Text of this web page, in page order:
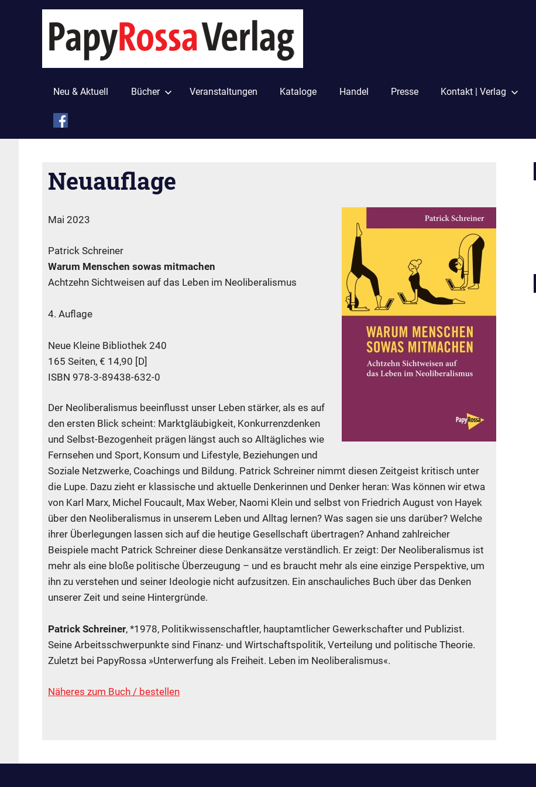
Neu & Aktuell Bücher Veranstaltungen Kataloge Handel Presse Kontakt | Verlag
Neuauflage
Mai 2023
Patrick Schreiner
Warum Menschen sowas mitmachen
Achtzehn Sichtweisen auf das Leben im Neoliberalismus
4. Auflage
Neue Kleine Bibliothek 240
165 Seiten, € 14,90 [D]
ISBN 978-3-89438-632-0
Der Neoliberalismus beeinflusst unser Leben stärker, als es auf
den ersten Blick scheint: Marktgläubigkeit, Konkurrenzdenken
und Selbst-Bezogenheit prägen längst auch so Alltägliches wie
Fernsehen und Sport, Konsum und Lifestyle, Beziehungen und
Soziale Netzwerke, Coachings und Bildung. Patrick Schreiner nimmt diesen Zeitgeist kritisch unter
die Lupe. Dazu zieht er klassische und aktuelle Denkerinnen und Denker heran: Was können wir etwa
von Karl Marx, Michel Foucault, Max Weber, Naomi Klein und selbst von Friedrich August von Hayek
über den Neoliberalismus in unserem Leben und Alltag lernen? Was sagen sie uns darüber? Welche
ihrer Überlegungen lassen sich auf die heutige Gesellschaft übertragen? Anhand zahlreicher
Beispiele macht Patrick Schreiner diese Denkansätze verständlich. Er zeigt: Der Neoliberalismus ist
mehr als eine bloße politische Überzeugung – und es braucht mehr als eine einzige Perspektive, um
ihn zu verstehen und seiner Ideologie nicht aufzusitzen. Ein anschauliches Buch über das Denken
unserer Zeit und seine Hintergründe.
Patrick Schreiner, *1978, Politikwissenschaftler, hauptamtlicher Gewerkschafter und Publizist.
Seine Arbeitsschwerpunkte sind Finanz- und Wirtschaftspolitik, Verteilung und politische Theorie.
Zuletzt bei PapyRossa »Unterwerfung als Freiheit. Leben im Neoliberalismus«.
Näheres zum Buch / bestellen